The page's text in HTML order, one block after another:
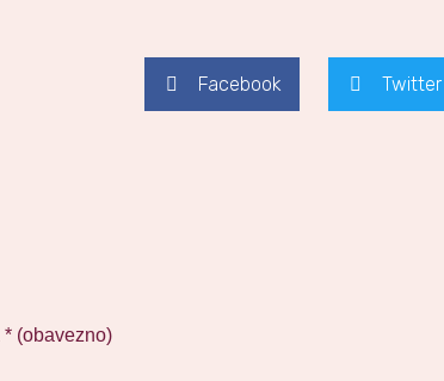
Facebook Twitter
* (obavezno)